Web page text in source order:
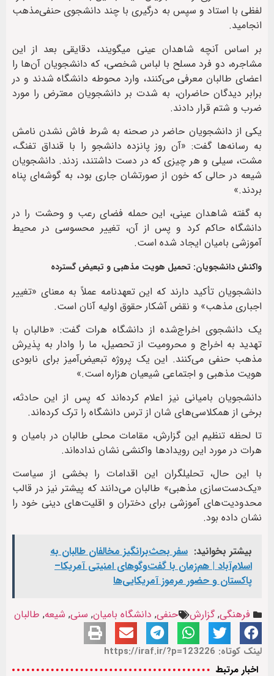
لفظی با استاد و سپس به درگیری با چند دانشجوی حنفی‌مذهب
انجامید.
بر اساس آنچه شاهدان عینی میگویند، دقایقی بعد از این
مشاجره، دو فرد مسلح با لباس شخصی، که دانشجویان آن‌ها را
اعضای طالبان معرفی می‌کنند، وارد محوطه دانشگاه شدند و در
برابر دیدگان حاضران، به شدت بر دانشجویان معترض را مورد
ضرب و شتم قرار دادند.
یکی از دانشجویان حاضر در صحنه به شرط فاش نشدن نامش
به رسانه‌ها گفت: «آن روز پانزده دانشجو را با قنداق تفنگ،
مشت، سیلی و هر چیزی که در دست داشتند، زدند. دانشجویان
شیعه در حالی که خون از صورتشان جاری بود، به گوشه‌ای پناه
بردند.»
به گفته شاهدان عینی، این حمله فضای رعب و وحشت را در
دانشگاه حاکم کرد و پس از آن، تغییر محسوسی در محیط
آموزشی بامیان ایجاد شده است.
واکنش دانشجویان: تحمیل هویت مذهبی و تبعیض گسترده
دانشجویان تأکید دارند که این تعهدنامه عملاً به معنای «تغییر
اجباری مذهب» و نقض آشکار حقوق اولیه آنان است.
یک دانشجوی اخراج‌شده از دانشگاه هرات گفت: «طالبان با
تهدید به اخراج و محرومیت از تحصیل، ما را وادار به پذیرش
مذهب حنفی می‌کنند. این یک پروژه تبعیض‌آمیز برای نابودی
هویت مذهبی و اجتماعی شیعیان هزاره است.»
دانشجویان بامیانی نیز اعلام کرده‌اند که پس از این حادثه،
برخی از همکلاسی‌های شان از ترس دانشگاه را ترک کرده‌اند.
تا لحظه تنظیم این گزارش، مقامات محلی طالبان در بامیان و
هرات در مورد این رویدادها واکنشی نشان نداده‌اند.
با این حال، تحلیلگران این اقدامات را بخشی از سیاست
«یک‌دست‌سازی مذهبی» طالبان می‌دانند که پیشتر نیز در قالب
محدودیت‌های آموزشی برای دختران و اقلیت‌های دینی خود را
نشان داده بود.
بیشتر بخوانید: سفر بحث‌برانگیز مخالفان طالبان به
اسلام‌آباد | هم‌زمان با گفت‌وگوهای امنیتی آمریکا–
پاکستان و حضور مرموز آمریکایی‌ها
فرهنگی,گزارش حنفی, دانشگاه بامیان, سنی, شیعه, طالبان
لینک کوتاه: https://iraf.ir/?p=123226
اخبار مرتبط